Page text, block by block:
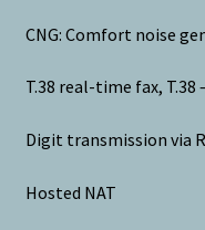
CNG: Comfort noise
T.38 real-time fax, T.38
Digit transmission via
Hosted NAT